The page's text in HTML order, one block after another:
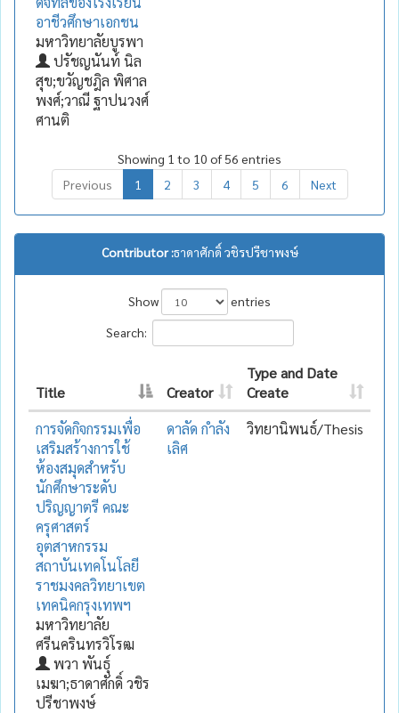
อาชีวศึกษาเอกชน
มหาวิทยาลัยบูรพา
ปรัชญนันท์ นิล
สุข;ขวัญชฎิล พิศาล
พงศ์;วาณี ฐาปนวงศ์
ศานติ
Showing 1 to 10 of 56 entries
Previous
1 2 3 4 5 6 Next
Contributor :ธาดาศักดิ์ วชิรปรีชาพงษ์
Show
entries
Search:
Title Creator
Type and Date
Create
การจัดกิจกรรมเพื่อ
เสริมสร้างการใช้
ห้องสมุดสำหรับ
นักศึกษาระดับ
ปริญญาตรี คณะ
ครุศาสตร์
อุตสาหกรรม
สถาบันเทคโนโลยี
ราชมงคลวิทยาเขต
เทคนิคกรุงเทพฯ
มหาวิทยาลัย
ศรีนครินทรวิโรฒ
พวา พันธุ์
เมฆา;ธาดาศักดิ์ วชิร
ปรีชาพงษ์
ดาลัด กำลัง
เลิศ
วิทยานิพนธ์/Thesis